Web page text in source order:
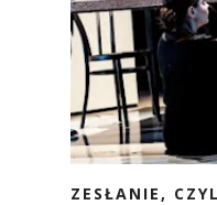
ZESŁANIE,